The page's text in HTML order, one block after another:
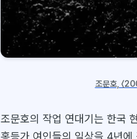
조문호, 〈
조문호의 작업 연대기는 한국
홍등가 여인들의 일상을 4년에